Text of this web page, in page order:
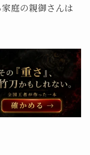
庭の親御さんは